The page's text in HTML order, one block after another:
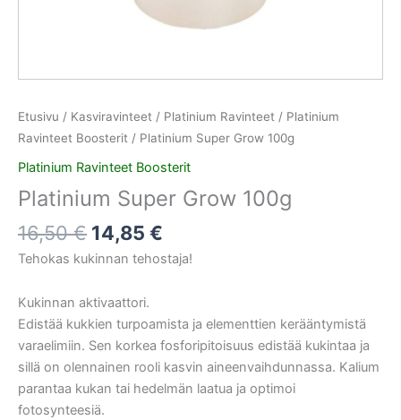
Etusivu / Kasviravinteet / Platinium Ravinteet / Platinium
Ravinteet Boosterit / Platinium Super Grow 100g
Platinium Ravinteet Boosterit
Platinium Super Grow 100g
16,50€ 14,85 €
Tehokas kukinnan tehostaja!
Kukinnan aktivaattori.
Edistää kukkien turpoamista ja elementtien kerääntymistä
varaelimiin. Sen korkea fosforipitoisuus edistää kukintaa ja
sillä on olennainen rooli kasvin aineenvaihdunnassa. Kalium
parantaa kukan tai hedelmän laatua ja optimoi
fotosynteesiä.